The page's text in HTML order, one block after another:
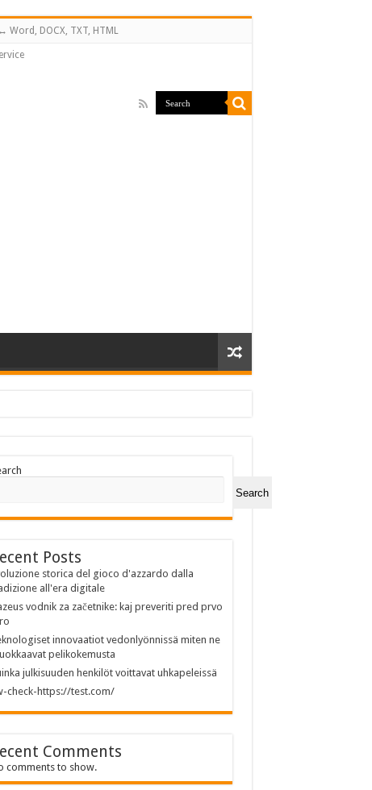
Word, DOCX, TXT, HTML
Search
Posts
storica del gioco d'azzardo dalla
all'era digitale
vodnik za začetnike: kaj preveriti pred prvo
innovaatiot vedonlyönnissä miten ne
pelikokemusta
julkisuuden henkilöt voittavat uhkapeleissä
check-https://test.com/
Comments
comments to show.